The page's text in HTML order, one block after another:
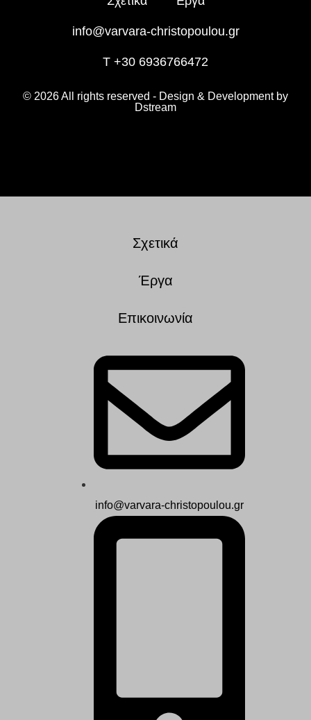
info@varvara-christopoulou.gr
T +30 6936766472
© 2026 All rights reserved - Design & Development by
Dstream
Σχετικά
Έργα
Επικοινωνία
info@varvara-christopoulou.gr